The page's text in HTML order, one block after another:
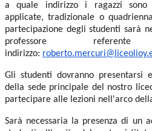
a quale indirizzo i ragazzi sono
applicate, tradizionale o
partecipazione degli studenti sarà
professore
indirizzo:
Gli studenti dovranno presentarsi
della sede principale del nostro
partecipare alle lezioni nell'arco
Sarà necessaria la presenza di un